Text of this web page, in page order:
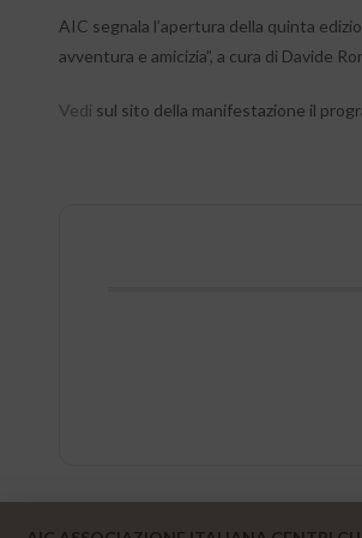
AIC segnala l’apertura della quinta
avventura e amicizia”, a cura di Davide
Vedi sul sito della manifestazione il